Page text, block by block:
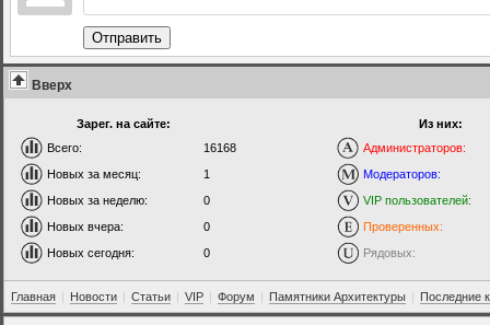
Отправить
Вверх
Зарег. на сайте:
Всего:
16168
Новых за месяц:
1
Новых за неделю:
0
Новых вчера:
0
Новых сегодня:
0
Из них:
Администраторов:
Модераторов:
VIP пользователей:
Проверенных:
Рядовых:
Главная | Новости | Статьи | VIP | Форум | Памятники Архитектуры | Последние